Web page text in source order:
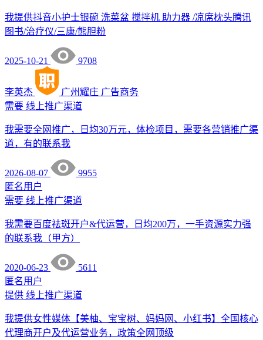
我提供抖音小护士银碗 洗菜盆 搅拌机 助力器 /凉席枕头腾讯
图书/治疗仪/三康/熊胆粉
2025-10-21 9708
李英杰 广州耀庄 广告商务
需要 线上推广渠道
我需要全网推广，日均30万元，体检项目，需要各营销推广渠
道，有的联系我
2026-08-07
9955
匿名用户
需要 线上推广渠道
我需要百度祛斑开户&代运营，日均200万，一手资源实力强
的联系我（甲方）
2020-06-23
5611
匿名用户
提供 线上推广渠道
我提供女性媒体【美柚、宝宝树、妈妈网、小红书】全国核心
代理商开户及代运营业务，政策全网顶级